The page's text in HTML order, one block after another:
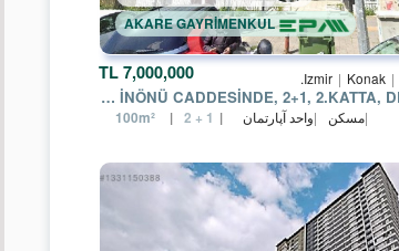
Çankırı
Çorum
Denizli
Edirne
7,000,000 TL Izmir Konak
İZMIR İNÖNÜ CADDESINDE, 2+1, 2.KATTA, DENIZ MANZARALI
مسکن واحد آپارتمان 100m² 2 + 1
AKARE GAYRİMENKUL